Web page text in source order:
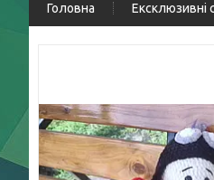
Головна Ексклюзивні